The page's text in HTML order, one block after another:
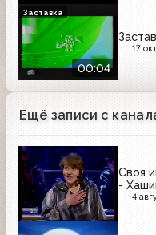
00:04
17
Заставка
Ещё записи с
Своя
-
4